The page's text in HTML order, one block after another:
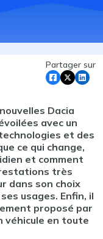
Partager sur
Dacia
avec un
et des
ce qui change,
et comment
très
dans son choix
usages. Enfin, il
proposé par
véhicule en toute